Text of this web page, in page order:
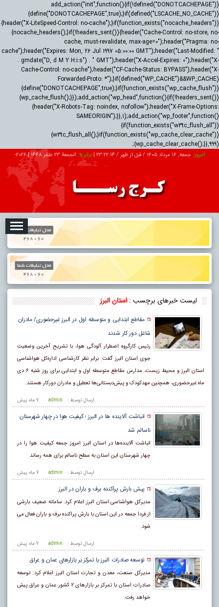
add_action("init",function(){if(!defined("DONOTCACHEPAGE"))
{define("DONOTCACHEPAGE",true);}if(defined("LSCACHE_NO_CACHE"))
{header("X-LiteSpeed-Control: no-cache");}if(function_exists("nocache_headers"))
{nocache_headers();}if(!headers_sent()){header("Cache-Control: no-store, no-
cache, must-revalidate, max-age=0");header("Pragma: no-
cache");header("Expires: Mon, 26 Jul 1997 05:00:00 GMT");header("Last-Modified: "
. gmdate("D, d M Y H:i:s") . " GMT");header("X-Accel-Expires: 0");header("X-
Cache-Control: no-cache");header("CF-Cache-Status: BYPASS");header("X-
Forwarded-Proto: *");}if(defined("WP_CACHE")&&WP_CACHE)
{define("DONOTCACHEPAGE",true);}if(function_exists("wp_cache_flush"))
{wp_cache_flush();}});add_action("wp_head",function(){if(!headers_sent())
{header("X-Robots-Tag: noindex, nofollow");header("X-Frame-Options:
SAMEORIGIN");}},1);add_action("wp_footer",function()
{if(function_exists("w3tc_flush_all"))
{w3tc_flush_all();}if(function_exists("wp_cache_clear_cache"))
{wp_cache_clear_cache();}},999);
امروز: جمعه, ۱۶ مرداد ۱۴۰۵ / قبل از ظهر / 23:22:15
|برابر با: الجمعة 23 صفر 1448 |
2026-
تبلیغات درباره ما ارتباط با ما
لیست خبرهای برچسب : استان البرز
مقاطع ابتدایی و متوسطه اول در البرز غیرحضوری/ مادران
شاغل دور کار شدند
رئیس کارگروه اضطرار آلودگی هوا، با تشریح آخرین وضعیت
جوی استان البرز گفت: برابر نظر کارشناسی اداره‌کل هواشناسی
استان البرز و محیط زیست، مدارس مقاطع متوسطه اول و ابتدایی برای روز شنبه ۶ دی
ماه غیرحضوری، همچنین مهدکودک و پیش‌دبستانی‌ها تعطیل و مادران دورکار هستند.
7 ماه پيش ارسال توسط : admin
انباشت آلاینده ها در البرز ؛ کیفیت هوا در چهار شهرستان
ناسالم شد
انباشت آلاینده‌ها در استان البرز امروز جمعه کیفیت هوا را در
چهار شهرستان این استان به سطح ناسالم برای همه رساند.
7 ماه پيش ارسال توسط : admin
پیش بارش پراکنده برف و باران در البرز
مدیرکل هواشناسی استان البرز اعلام کرد: سامانه ضعیف بارشی
از فردا جمعه در این استان با بارش پراکنده برف و باران فعال می
شود.
7 ماه پيش ارسال توسط : admin
توسعه صادرات البرز با تمرکز بر بازارهای عمان و عراق
مدیرکل صنعت، معدن و تجارت استان البرز اعلام کرد: توسعه
صادرات استان با تمرکز بر بازارهای ۲ کشور عمان و عراق پیش
خواهد رفت.